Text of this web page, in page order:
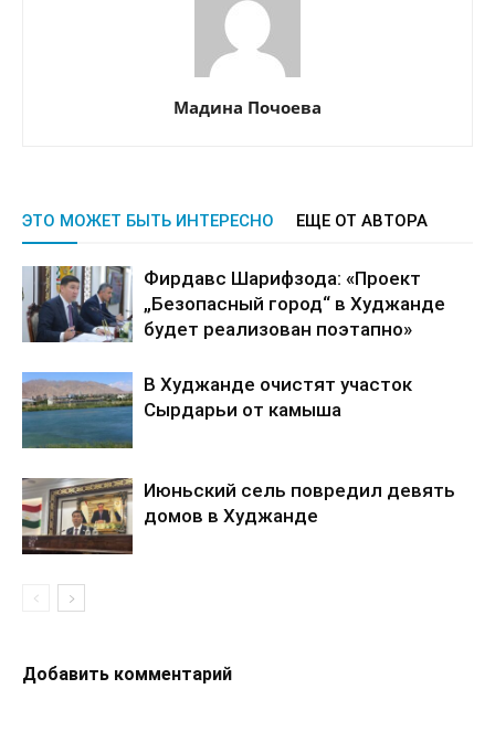
Мадина Почоева
ЭТО МОЖЕТ БЫТЬ ИНТЕРЕСНО ЕЩЕ ОТ АВТОРА
Фирдавс Шарифзода: «Проект
„Безопасный город“ в Худжанде
будет реализован поэтапно»
В Худжанде очистят участок
Сырдарьи от камыша
Июньский сель повредил девять
домов в Худжанде
Добавить комментарий